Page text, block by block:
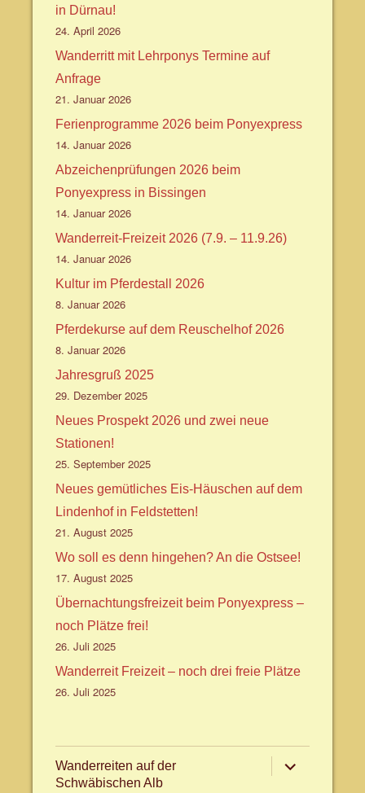
in Dürnau!
24. April 2026
Wanderritt mit Lehrponys Termine auf
Anfrage
21. Januar 2026
Ferienprogramme 2026 beim Ponyexpress
14. Januar 2026
Abzeichenprüfungen 2026 beim
Ponyexpress in Bissingen
14. Januar 2026
Wanderreit-Freizeit 2026 (7.9. – 11.9.26)
14. Januar 2026
Kultur im Pferdestall 2026
8. Januar 2026
Pferdekurse auf dem Reuschelhof 2026
8. Januar 2026
Jahresgruß 2025
29. Dezember 2025
Neues Prospekt 2026 und zwei neue
Stationen!
25. September 2025
Neues gemütliches Eis-Häuschen auf dem
Lindenhof in Feldstetten!
21. August 2025
Wo soll es denn hingehen? An die Ostsee!
17. August 2025
Übernachtungsfreizeit beim Ponyexpress –
noch Plätze frei!
26. Juli 2025
Wanderreit Freizeit – noch drei freie Plätze
26. Juli 2025
Wanderreiten auf der
Schwäbischen Alb
Untermenü
anzeigen